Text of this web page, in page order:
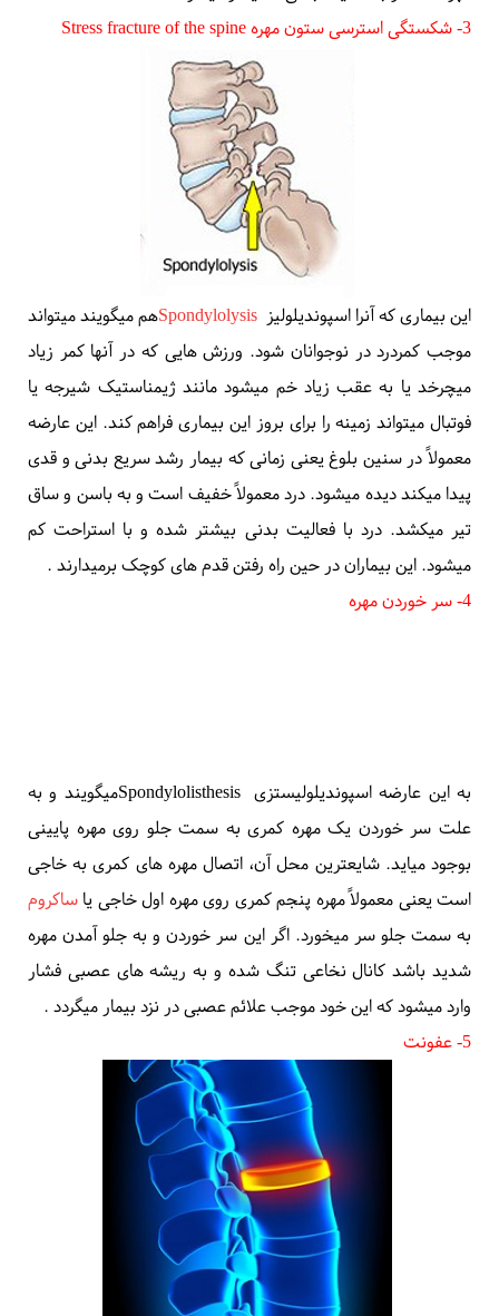
در نوجوانان قوس زیاد بالای کمر که بصورت قوز کردن است و کمر
کمر در این افراد بصورت افزایش قوس ستون مهره در ناحیه سینه
شوئرمن Scheuermann’s kyphosis
میگویند. در این بیماری مهره های ناحیه سینه ای تغییر شکل داده و
موجب قوز میشوند. درد در این افراد در قسمت های بالایی ستون
مهره است و با فعالیت بدنی شدیدتر میشود
Stress fracture of the spine
این بیماری که آنرا اسپوندیلولیز Spondylolysis
هم میگویند میتواند
میشود. این بیماران در حین راه رفتن قدم های کوچک برمیدارند .
4- سر خوردن مهره
علت سر خوردن یک مهره کمری به سمت جلو روی مهره پایینی
بوجود میاید. شایعترین محل آن، اتصالمهره های کمری
است یعنی معمولاً مهره پنجم کمری روی مهره اول خاجی یا
به سمت جلو سر میخورد. اگر این سر خوردن و به جلو آمدن مهره
شدید باشد کانال نخاعی تنگ شده و به ریشه های عصبی فشار
وارد میشود که این خود موجب علائم عصبی در نزد بیمار میگردد